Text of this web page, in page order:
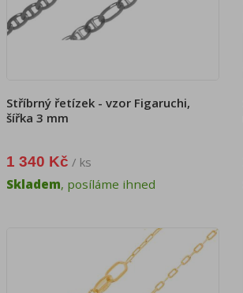
Stříbrný řetízek - vzor Figaruchi,
šířka 3 mm
1 340 Kč / ks
Skladem, posíláme ihned